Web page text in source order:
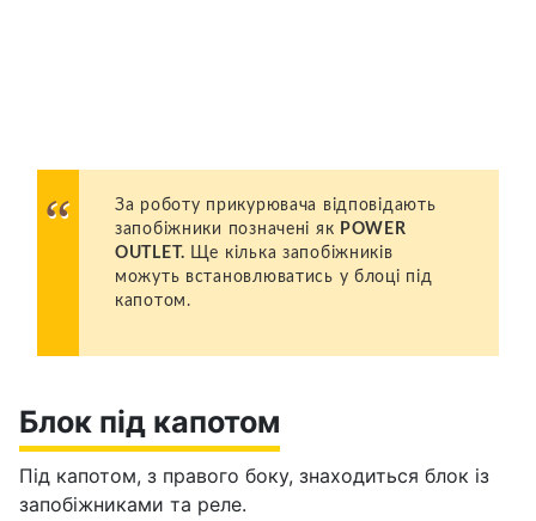
За роботу прикурювача відповідають
запобіжники позначені як POWER
OUTLET. Ще кілька запобіжників
можуть встановлюватись у блоці під
капотом.
Блок під капотом
Під капотом, з правого боку, знаходиться блок із
запобіжниками та реле.